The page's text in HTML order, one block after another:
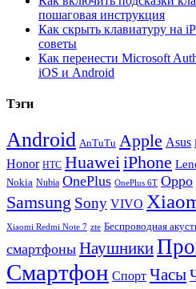
пошаговая инструкция
Как скрыть клавиатуру на
советы
Как перенести Microsoft
iOS и Android
Тэги
Android AnTuTu Apple Asus
Honor HTC HuaweiiPhone
Nokia Nubia OnePlus OnePlus 6T Oppo
Samsung Sony VIVO
Xiaomi Redmi Note 7 zte Беспроводная
смартфоны Наушники
Смартфон Спорт Часы